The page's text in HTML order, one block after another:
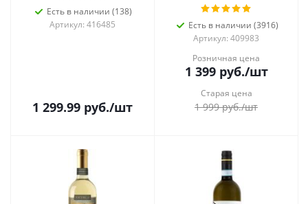
Есть в наличии (138)
Артикул: 416485
1 299.99 руб./шт
Есть в наличии (3916)
Артикул: 409983
Розничная цена
1 399руб./шт
Старая цена
1 999руб./шт